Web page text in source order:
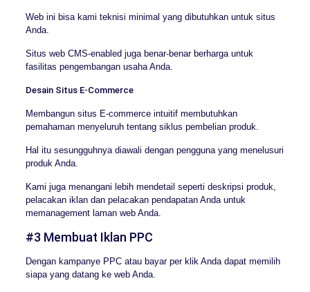
Web ini bisa kami teknisi minimal yang dibutuhkan untuk situs
Anda.
Situs web CMS-enabled juga benar-benar berharga untuk
fasilitas pengembangan usaha Anda.
Desain Situs E-Commerce
Membangun situs E-commerce intuitif membutuhkan
pemahaman menyeluruh tentang siklus pembelian produk.
Hal itu sesungguhnya diawali dengan pengguna yang menelusuri
produk Anda.
Kami juga menangani lebih mendetail seperti deskripsi produk,
pelacakan iklan dan pelacakan pendapatan Anda untuk
memanagement laman web Anda.
#3 Membuat Iklan PPC
Dengan kampanye PPC atau bayar per klik Anda dapat memilih
siapa yang datang ke web Anda.